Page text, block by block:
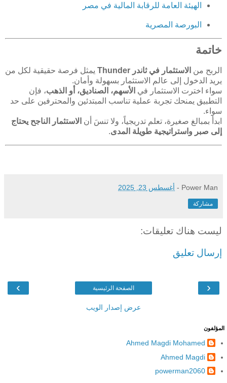
الهيئة العامة للرقابة المالية في مصر
البورصة المصرية
خاتمة
الربح من الاستثمار في ثاندر Thunder
يمثل فرصة حقيقية لكل من
يريد الدخول إلى عالم الاستثمار بسهولة وأمان.
سواء اخترت الاستثمار في الأسهم، الصناديق، أو الذهب، فإن
التطبيق يمنحك تجربة عملية تناسب المبتدئين والمحترفين على حد
سواء.
ابدأ بمبالغ صغيرة، تعلم تدريجياً، ولا تنسَ أن الاستثمار الناجح يحتاج
إلى صبر واستراتيجية طويلة المدى.
Power Man
- أغسطس 23, 2025
مشاركة
ليست هناك تعليقات:
إرسال تعليق
‹
› الصفحة الرئيسية
عرض إصدار الويب
المؤلفون
Ahmed Magdi Mohamed
Ahmed Magdi
powerman2060